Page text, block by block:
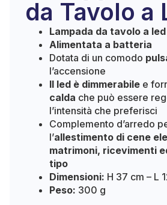
da Tavolo a
Lampada da tavolo a led
Alimentata a batteria
Dotata di un comodo
l’accensione
Il led è dimmerabile e
calda che può essere
l’intensità che preferisci
Complemento d’arredo
l’allestimento di cene
matrimoni, ricevimenti
tipo
Dimensioni: H 37 cm – L
Peso: 300 g